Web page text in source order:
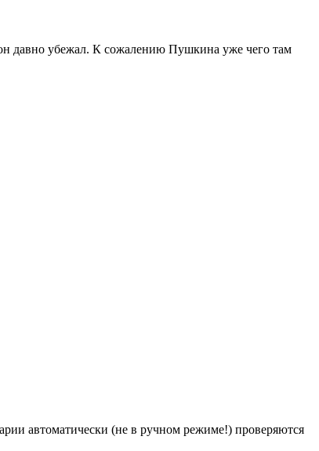
давно убежал. К сожалению Пушкина уже чего там
автоматически (не в ручном режиме!) проверяются